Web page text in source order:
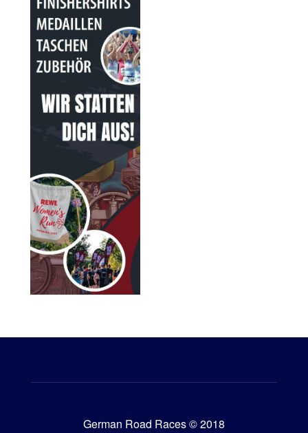
German Road Races © 2018